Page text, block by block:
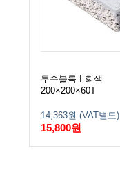
투수블록 I 회색
200×200×60T
14,363원 (VAT별도)
15,800원